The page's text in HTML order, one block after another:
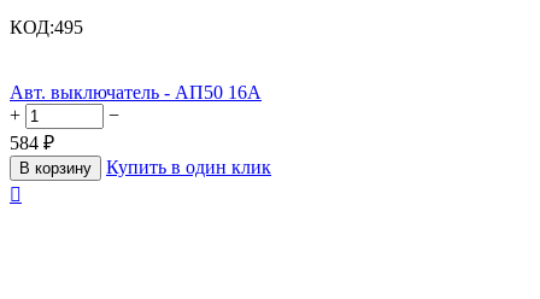
КОД:495
Авт. выключатель - АП50 16А
+
−
584 ₽
В корзину
Купить в один клик
